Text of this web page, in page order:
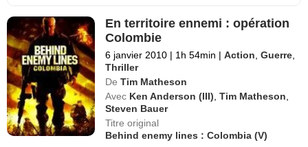
En territoire ennemi : opération
Colombie
6 janvier 2010 | 1h 54min | Action ,Guerre
Thriller
De Tim Matheson
Avec Ken Anderson (III) ,Tim Matheson
Steven Bauer
Titre original
Behind enemy lines : Colombia (V)